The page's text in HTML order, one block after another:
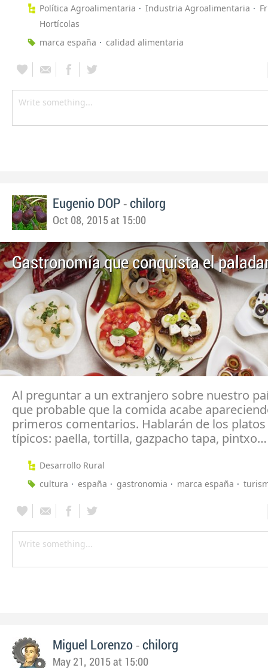
Política Agroalimentaria Industria Agroalimentaria
Hortícolas
marca españa
calidad alimentaria
Eugenio DOP - chilorg
Oct 08, 2015 at 15:00
Gastronomía que conquista el
Al preguntar a un extranjero sobre nuestro
que probable que la comida acabe
primeros comentarios. Hablarán de los
típicos: paella, tortilla, gazpacho tapa, pintxo…
Desarrollo Rural
cultura
españa gastronomia marca españa
Miguel Lorenzo - chilorg
May 21, 2015 at 15:00